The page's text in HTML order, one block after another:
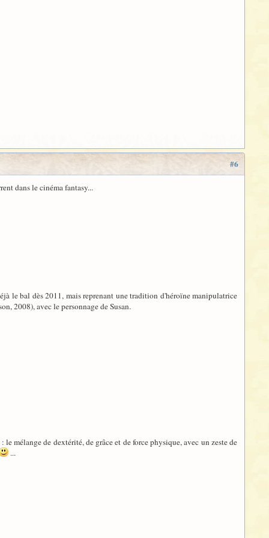
#6
dans le cinéma fantasy...
le bal dès 2011, mais reprenant une tradition d'héroïne manipulatrice
2008), avec le personnage de Susan.
mélange de dextérité, de grâce et de force physique, avec un zeste de
...